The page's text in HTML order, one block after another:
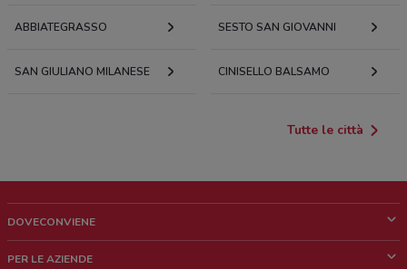
ABBIATEGRASSO SESTO SAN GIOVANNI
SAN GIULIANO MILANESE CINISELLO BALSAMO
Tutte le città
DOVECONVIENE
PER LE AZIENDE